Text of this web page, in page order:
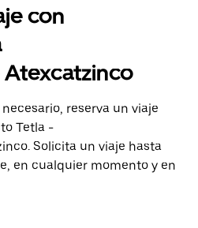
con
Atexcatzinco
reserva un viaje
Tetla -
Solicita un viaje hasta
en cualquier momento y en